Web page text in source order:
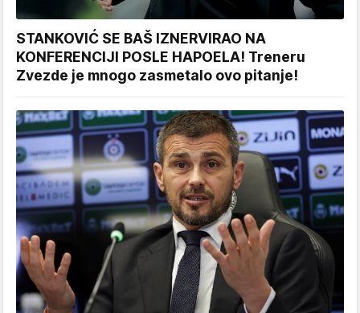
STANKOVIĆ SE BAŠ IZNERVIRAO NA
KONFERENCIJI POSLE HAPOELA! Treneru
Zvezde je mnogo zasmetalo ovo pitanje!